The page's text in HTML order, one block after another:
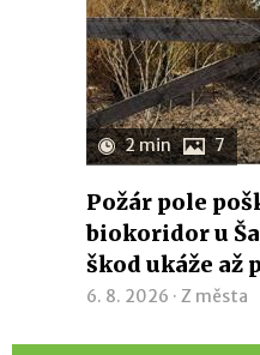
2 min 7
Požár pole
biokoridor u
škod ukáže až
6. 8. 2026 · Z města